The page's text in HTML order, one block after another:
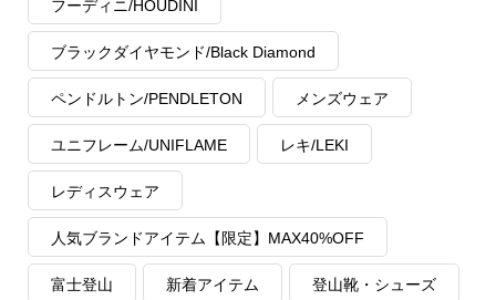
フーディニ/HOUDINI
ブラックダイヤモンド/Black Diamond
ペンドルトン/PENDLETON メンズウェア
ユニフレーム/UNIFLAME レキ/LEKI
レディスウェア
人気ブランドアイテム【限定】MAX40%OFF
富士登山 新着アイテム 登山靴・シューズ